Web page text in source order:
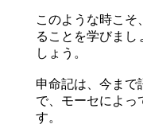
このような時こそ
ることを学びまし
しょう。
申命記は、今まで
で、モーセによっ
す。